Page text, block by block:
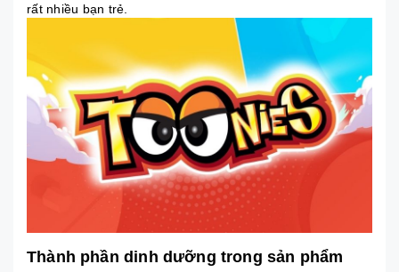
rất nhiều bạn trẻ.
Thành phần dinh dưỡng trong sản phẩm